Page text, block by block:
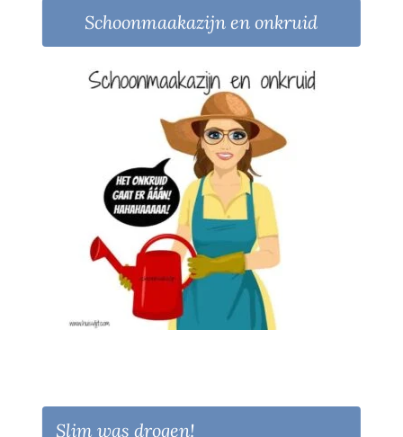
Schoonmaakazijn en onkruid
Slim was drogen!